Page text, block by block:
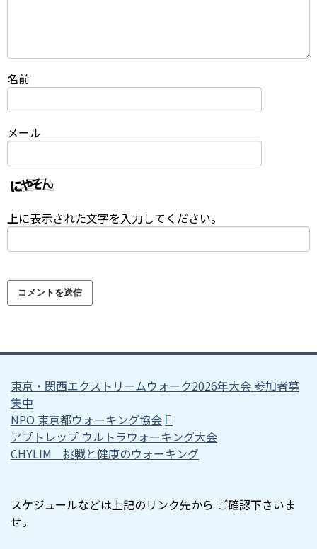
名前
メール
上に表示された文字を入力してください。
東京・関西エクストリームウォーク2026年大会 参加者募
集中
NPO 東京都ウォーキング協会
アプトレップ ウルトラウォーキング大会
CHYLIM 挑戦と健康のウォーキング
スケジュールなどは上記のリンク先から ご確認下さいま
せ。